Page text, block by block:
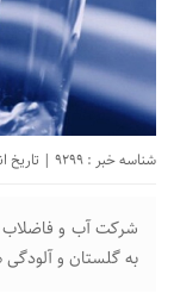
شناسه خبر : 9299 | تاریخ انتشار : 21 شهریور 1402 - 20:08 |
شرکت آب و فاضلاب
به گلستان و